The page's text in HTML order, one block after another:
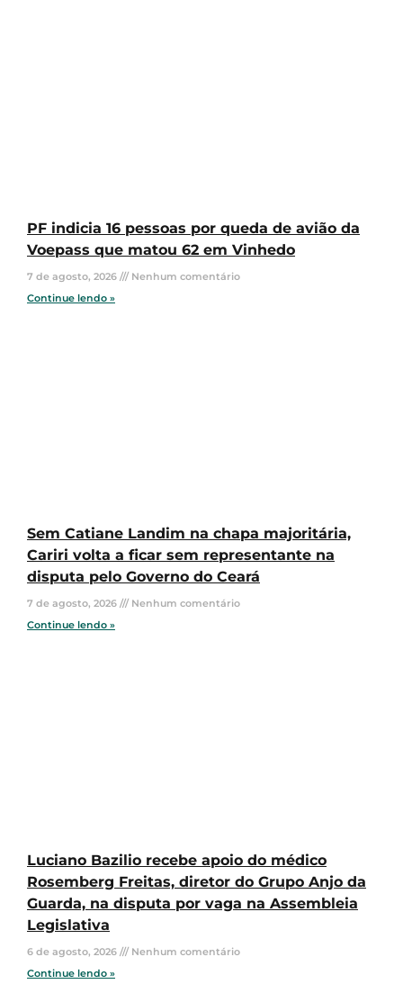
PF indicia 16 pessoas por queda de avião da
Voepass que matou 62 em Vinhedo
7 de agosto, 2026
Nenhum comentário
Continue lendo »
Sem Catiane Landim na chapa majoritária,
Cariri volta a ficar sem representante na
disputa pelo Governo do Ceará
7 de agosto, 2026
Nenhum comentário
Continue lendo »
Luciano Bazilio recebe apoio do médico
Rosemberg Freitas, diretor do Grupo Anjo da
Guarda, na disputa por vaga na Assembleia
Legislativa
6 de agosto, 2026
Nenhum comentário
Continue lendo »